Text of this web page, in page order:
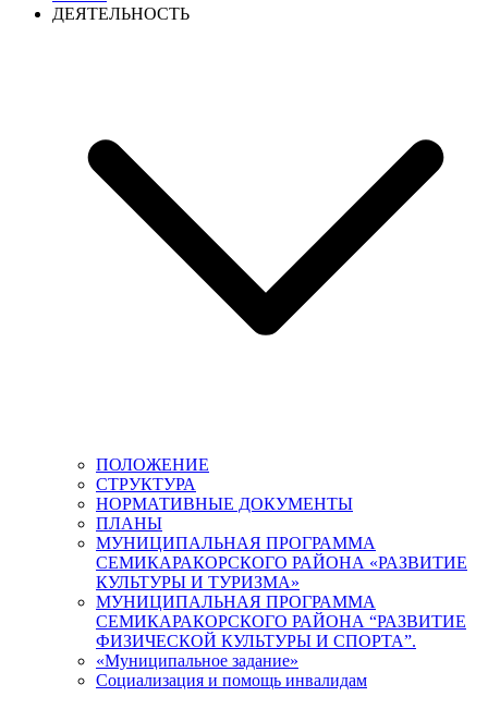
ДЕЯТЕЛЬНОСТЬ
ПОЛОЖЕНИЕ
СТРУКТУРА
НОРМАТИВНЫЕ ДОКУМЕНТЫ
ПЛАНЫ
МУНИЦИПАЛЬНАЯ ПРОГРАММА
СЕМИКАРАКОРСКОГО РАЙОНА «РАЗВИТИЕ
КУЛЬТУРЫ И ТУРИЗМА»
МУНИЦИПАЛЬНАЯ ПРОГРАММА
СЕМИКАРАКОРСКОГО РАЙОНА “РАЗВИТИЕ
ФИЗИЧЕСКОЙ КУЛЬТУРЫ И СПОРТА”.
«Муниципальное задание»
Социализация и помощь инвалидам